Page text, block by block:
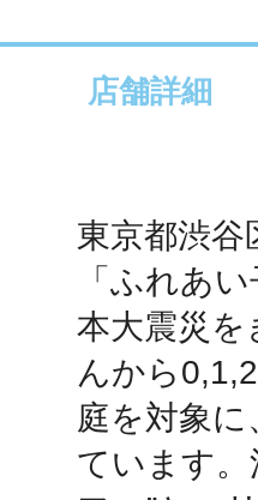
店舗詳細
東京都渋
「ふれあ
本大震災
んから
庭を対象
ています